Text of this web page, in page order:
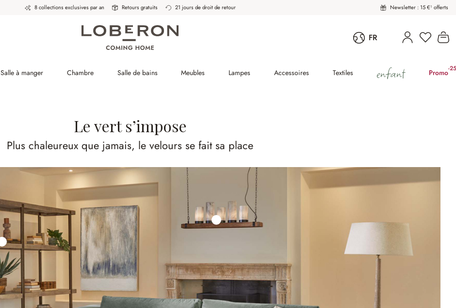
8 collections exclusives par an Retours gratuits 21 jours de droit de retour Newsletter : 15 €¹ offerts
FR Vous
Salle à manger Chambre Salle de bains Meubles Lampes Accessoires Textiles enfant Promo-
Le vert s’impose
Plus chaleureux que jamais, le velours se fait sa place